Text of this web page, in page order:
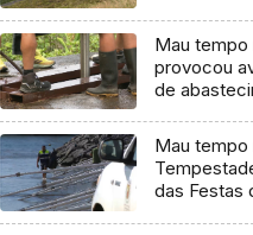
Mau tempo
provocou
de
Mau tempo
das Festas